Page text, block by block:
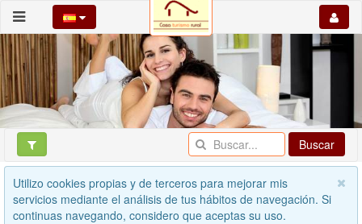
Buscar
Utilizo cookies propias y de terceros para mejorar mis
servicios mediante el análisis de tus hábitos de navegación. Si
continuas navegando, considero que aceptas su uso.